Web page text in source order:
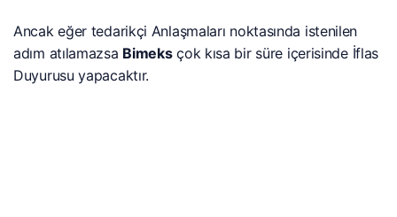
Ancak eğer tedarikçi Anlaşmaları noktasında istenilen
adım atılamazsa Bimeksçok kısa bir süre içerisinde İflas
Duyurusu yapacaktır.